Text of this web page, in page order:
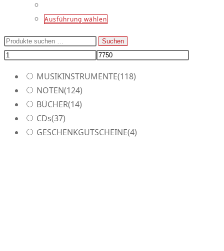
Optionen
auf
der
Produktseite
Ausführung wählenDieses
weist
mehrere
Varianten
können
Suchen
nach:
Suchen
MUSIKINSTRUMENTE(118)
NOTEN(124)
BÜCHER(14)
CDs(37)
GESCHENKGUTSCHEINE(4)